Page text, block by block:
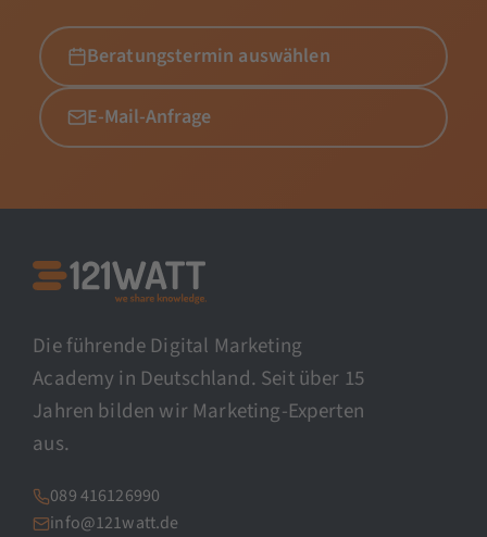
Beratungstermin auswählen
E-Mail-Anfrage
Die führende Digital Marketing
Academy in Deutschland. Seit über 15
Jahren bilden wir Marketing-Experten
aus.
089 416126990
info@121watt.de